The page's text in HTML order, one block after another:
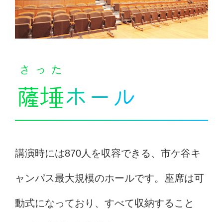
薩埵
さった
ホール
講演時には870人を収容できる、市ケ谷キ
ャンパス最大規模のホールです。座席は可
動式になっており、すべて収納すること